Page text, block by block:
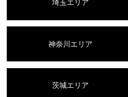
埼玉エリア
神奈川エリア
茨城エリア